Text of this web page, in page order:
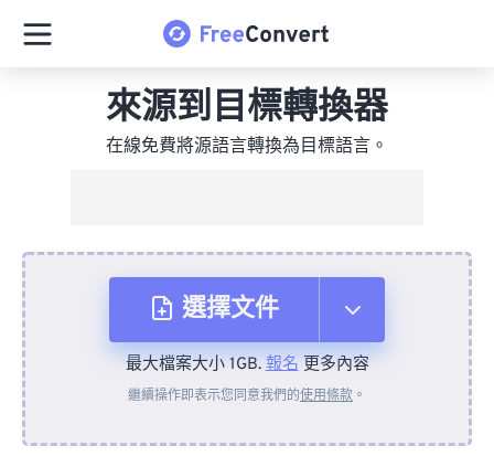
來源到目標轉換器
在線免費將源語言轉換為目標語言。
選擇文件
來自裝置
最大檔案大小 1GB.報名更多內容
繼續操作即表示您同意我們的使用條款 。